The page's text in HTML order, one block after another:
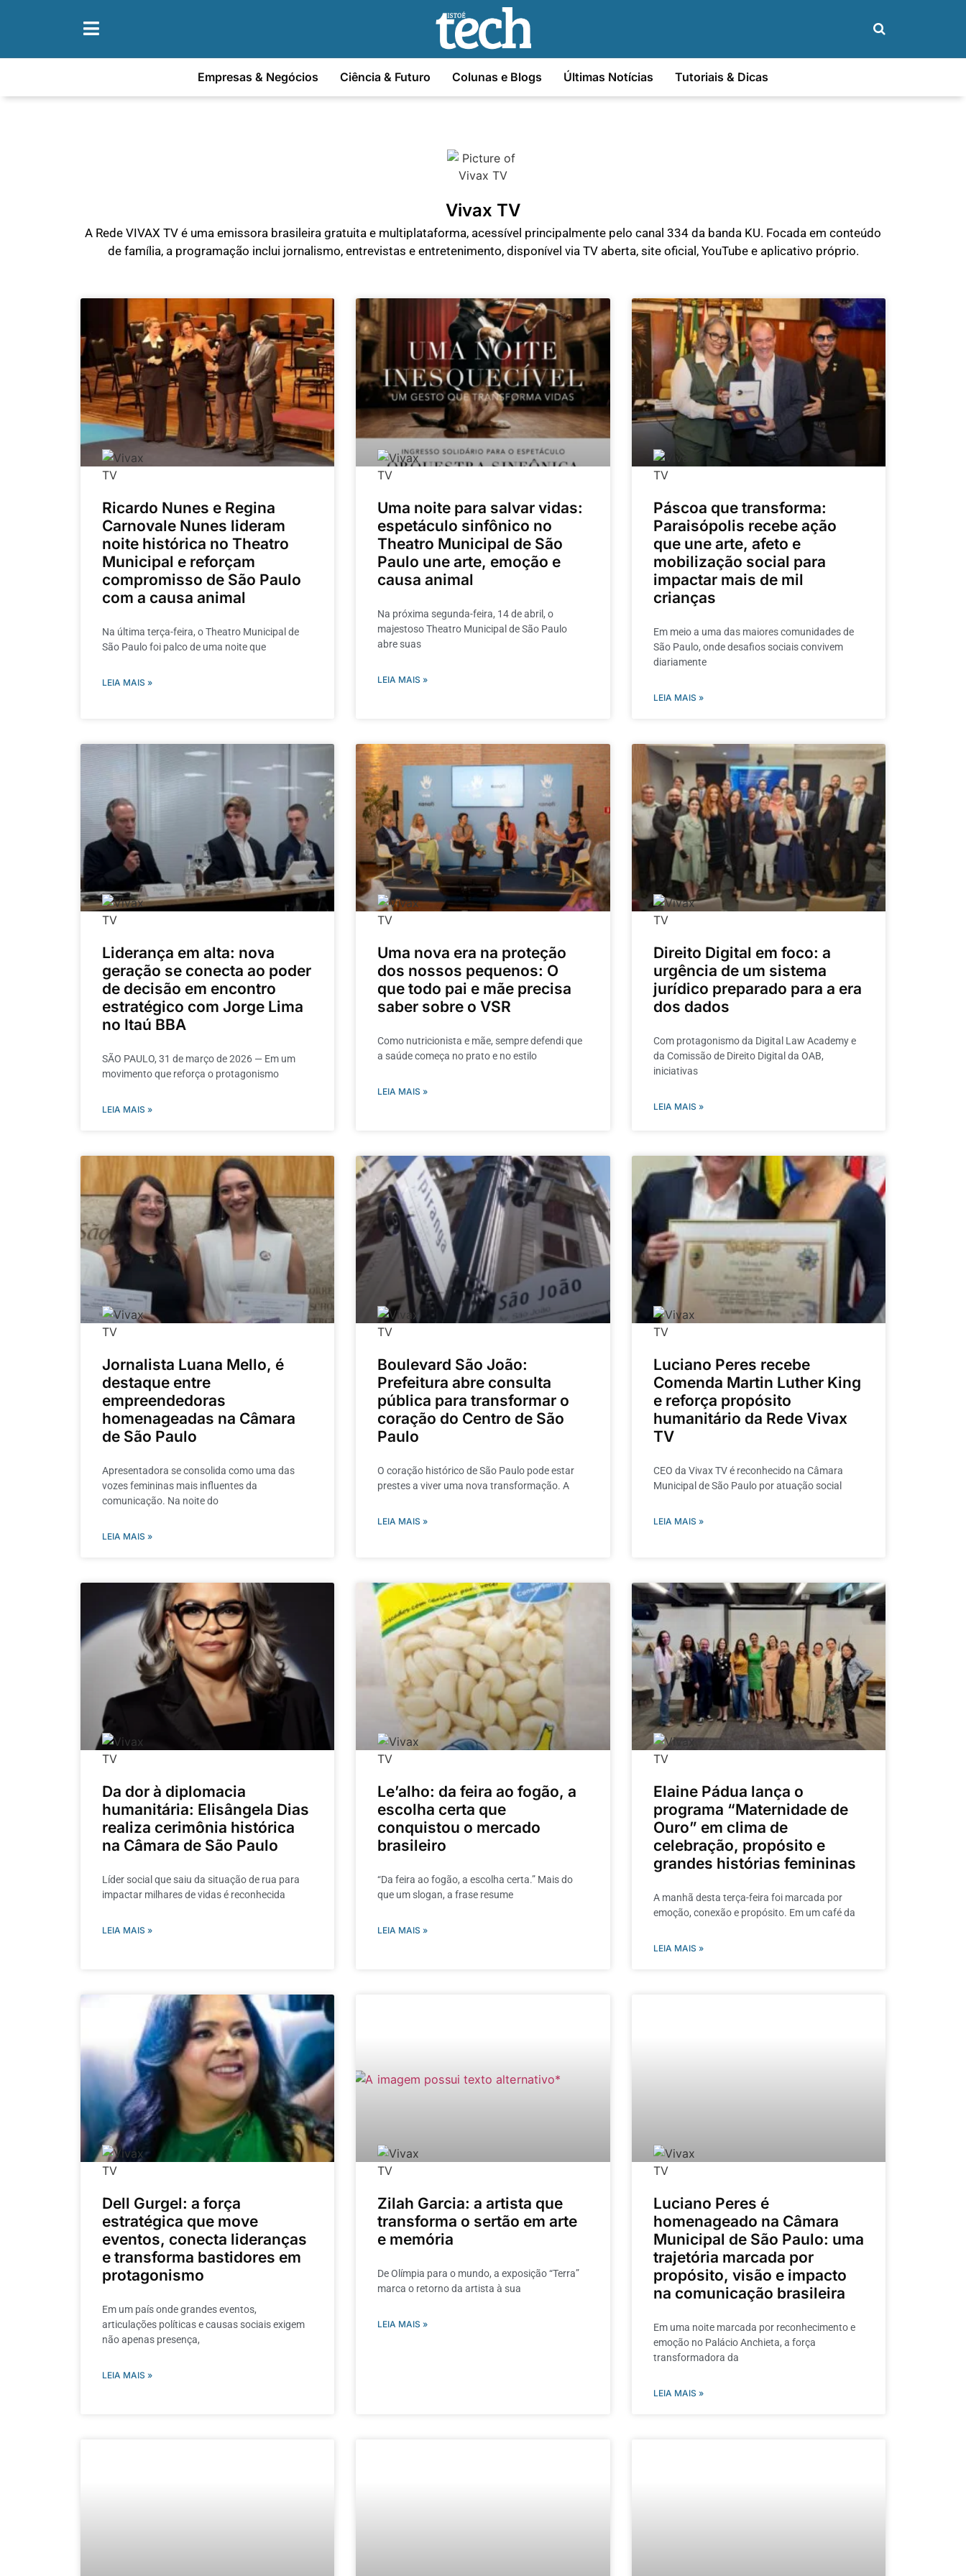
Empresas & Negócios Ciência & Futuro Colunas e Blogs Últimas Notícias Tutoriais & Dicas
Vivax TV
A Rede VIVAX TV é uma emissora brasileira gratuita e multiplataforma, acessível principalmente pelo canal 334 da banda KU. Focada em conteúdo
de família, a programação inclui jornalismo, entrevistas e entretenimento, disponível via TV aberta, site oficial, YouTube e aplicativo próprio.
Ricardo Nunes e Regina
Carnovale Nunes lideram
noite histórica no Theatro
Municipal e reforçam
compromisso de São Paulo
com a causa animal
Na última terça-feira, o Theatro Municipal de
São Paulo foi palco de uma noite que
LEIA MAIS »
Uma noite para salvar vidas:
espetáculo sinfônico no
Theatro Municipal de São
Paulo une arte, emoção e
causa animal
Na próxima segunda-feira, 14 de abril, o
majestoso Theatro Municipal de São Paulo
abre suas
LEIA MAIS »
Páscoa que transforma:
Paraisópolis recebe ação
que une arte, afeto e
mobilização social para
impactar mais de mil
crianças
Em meio a uma das maiores comunidades de
São Paulo, onde desafios sociais convivem
diariamente
LEIA MAIS »
Liderança em alta: nova
geração se conecta ao poder
de decisão em encontro
estratégico com Jorge Lima
no Itaú BBA
SÃO PAULO, 31 de março de 2026 — Em um
movimento que reforça o protagonismo
LEIA MAIS »
Uma nova era na proteção
dos nossos pequenos: O
que todo pai e mãe precisa
saber sobre o VSR
Como nutricionista e mãe, sempre defendi que
a saúde começa no prato e no estilo
LEIA MAIS »
Direito Digital em foco: a
urgência de um sistema
jurídico preparado para a era
dos dados
Com protagonismo da Digital Law Academy e
da Comissão de Direito Digital da OAB,
iniciativas
LEIA MAIS »
Jornalista Luana Mello, é
destaque entre
empreendedoras
homenageadas na Câmara
de São Paulo
Apresentadora se consolida como uma das
vozes femininas mais influentes da
comunicação. Na noite do
LEIA MAIS »
Boulevard São João:
Prefeitura abre consulta
pública para transformar o
coração do Centro de São
Paulo
O coração histórico de São Paulo pode estar
prestes a viver uma nova transformação. A
LEIA MAIS »
Luciano Peres recebe
Comenda Martin Luther King
e reforça propósito
humanitário da Rede Vivax
TV
CEO da Vivax TV é reconhecido na Câmara
Municipal de São Paulo por atuação social
LEIA MAIS »
Da dor à diplomacia
humanitária: Elisângela Dias
realiza cerimônia histórica
na Câmara de São Paulo
Líder social que saiu da situação de rua para
impactar milhares de vidas é reconhecida
LEIA MAIS »
Le’alho: da feira ao fogão, a
escolha certa que
conquistou o mercado
brasileiro
“Da feira ao fogão, a escolha certa.” Mais do
que um slogan, a frase resume
LEIA MAIS »
Elaine Pádua lança o
programa “Maternidade de
Ouro” em clima de
celebração, propósito e
grandes histórias femininas
A manhã desta terça-feira foi marcada por
emoção, conexão e propósito. Em um café da
LEIA MAIS »
Dell Gurgel: a força
estratégica que move
eventos, conecta lideranças
e transforma bastidores em
protagonismo
Em um país onde grandes eventos,
articulações políticas e causas sociais exigem
não apenas presença,
LEIA MAIS »
Zilah Garcia: a artista que
transforma o sertão em arte
e memória
De Olímpia para o mundo, a exposição “Terra”
marca o retorno da artista à sua
LEIA MAIS »
Luciano Peres é
homenageado na Câmara
Municipal de São Paulo: uma
trajetória marcada por
propósito, visão e impacto
na comunicação brasileira
Em uma noite marcada por reconhecimento e
emoção no Palácio Anchieta, a força
transformadora da
LEIA MAIS »